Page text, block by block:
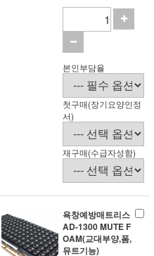
본인부담율
첫구매(장기요양인정
서)
재구매(수급자성함)
욕창예방매트리스
AD-1300 MUTE F
OAM(교대부양,폼,
뮤트기능)